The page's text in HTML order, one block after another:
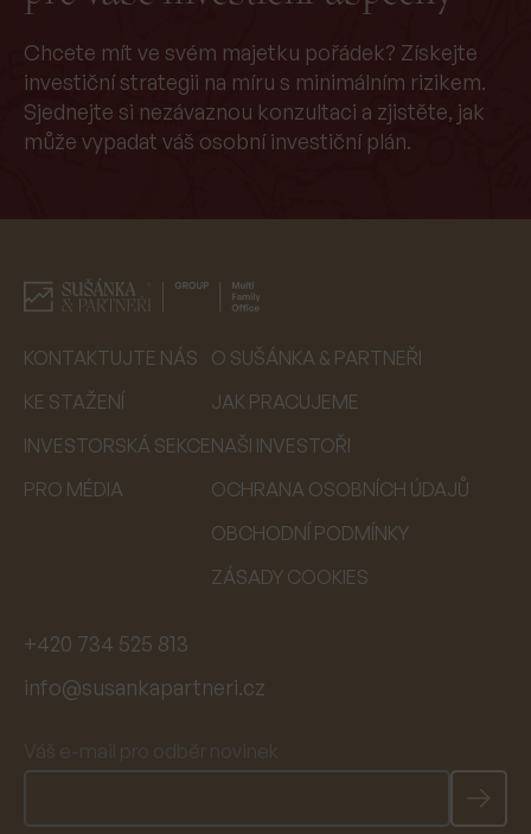
Chcete mít ve svém majetku pořádek? Získejte
investiční strategii na míru s minimálním rizikem.
Sjednejte si nezávaznou konzultaci a zjistěte, jak
může vypadat váš osobní investiční plán.
KONTAKTUJTE NÁS
KE STAŽENÍ
INVESTORSKÁ SEKCE
PRO MÉDIA
O SUŠÁNKA & PARTNEŘI
JAK PRACUJEME
NAŠI INVESTOŘI
OCHRANA OSOBNÍCH ÚDAJŮ
OBCHODNÍ PODMÍNKY
ZÁSADY COOKIES
+420 734 525 813
info@susankapartneri.cz
Váš e-mail pro odběr novinek